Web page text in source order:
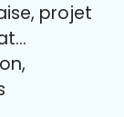
projet